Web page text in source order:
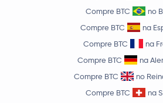
Compre BTC
no
Compre BTC
na
Compre BTC
na
Compre BTC
na
Compre BTC
no
Compre BTC
na